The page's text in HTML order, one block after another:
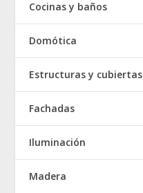
Cocinas y baños
Domótica
Estructuras y cubiertas
Fachadas
Iluminación
Madera